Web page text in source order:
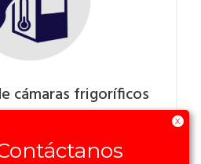
cámaras frigoríficos
cámara frigorífica. X